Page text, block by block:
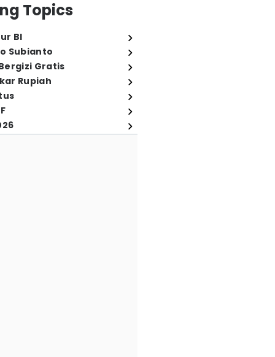
Topics
BI
Subianto
Gratis
Rupiah